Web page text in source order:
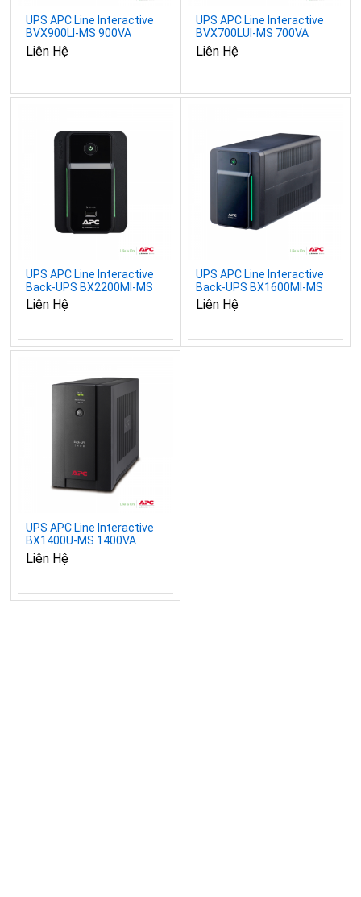
UPS APC Line Interactive
BVX900LI-MS 900VA
480W
Liên Hệ
UPS APC Line Interactive
BVX700LUI-MS 700VA
360W
Liên Hệ
UPS APC Line Interactive
Back-UPS BX2200MI-MS
2200VA 1200W
Liên Hệ
UPS APC Line Interactive
Back-UPS BX1600MI-MS
1600VA 900W
Liên Hệ
UPS APC Line Interactive
BX1400U-MS 1400VA
700W
Liên Hệ